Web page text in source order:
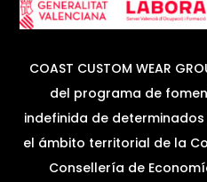
COAST CUSTOM WEAR
del programa de
indefinida de
el ámbito territorial de la
Consellería de